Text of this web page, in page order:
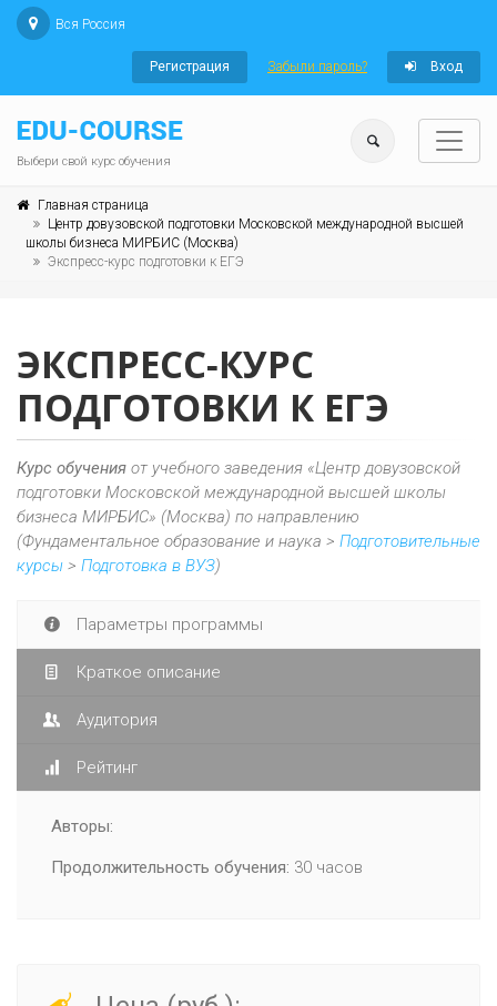
Вся Россия
Регистрация Забыли пароль? Вход
Выбери свой курс обучения
Главная страница
Центр довузовской подготовки Московской международной высшей
школы бизнеса МИРБИС (Москва)
Экспресс-курс подготовки к ЕГЭ
ЭКСПРЕСС-КУРС
ПОДГОТОВКИ К ЕГЭ
Курс обучения от учебного заведения «Центр довузовской
подготовки Московской международной высшей школы
бизнеса МИРБИС» (Москва) по направлению
(Фундаментальное образование и наука > Подготовительные
курсы > Подготовка в ВУЗ)
Параметры программы
Краткое описание
Аудитория
Рейтинг
Авторы:
Продолжительность обучения: 30 часов